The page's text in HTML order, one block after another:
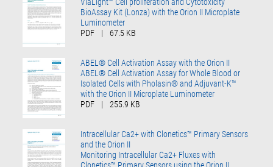
BioAssay Kit (Lonza) with the Orion II Microplate
Luminometer
PDF
| 67.5 KB
ABEL® Cell Activation Assay with the Orion II
ABEL® Cell Activation Assay for Whole Blood or
Isolated Cells with Pholasin® and Adjuvant-K™
with the Orion II Microplate Luminometer
PDF
| 255.9 KB
Intracellular Ca2+ with Clonetics™ Primary Sensors
and the Orion II
Monitoring Intracellular Ca2+ Fluxes with
Clonetics™ Primary Sensors using the Orion II